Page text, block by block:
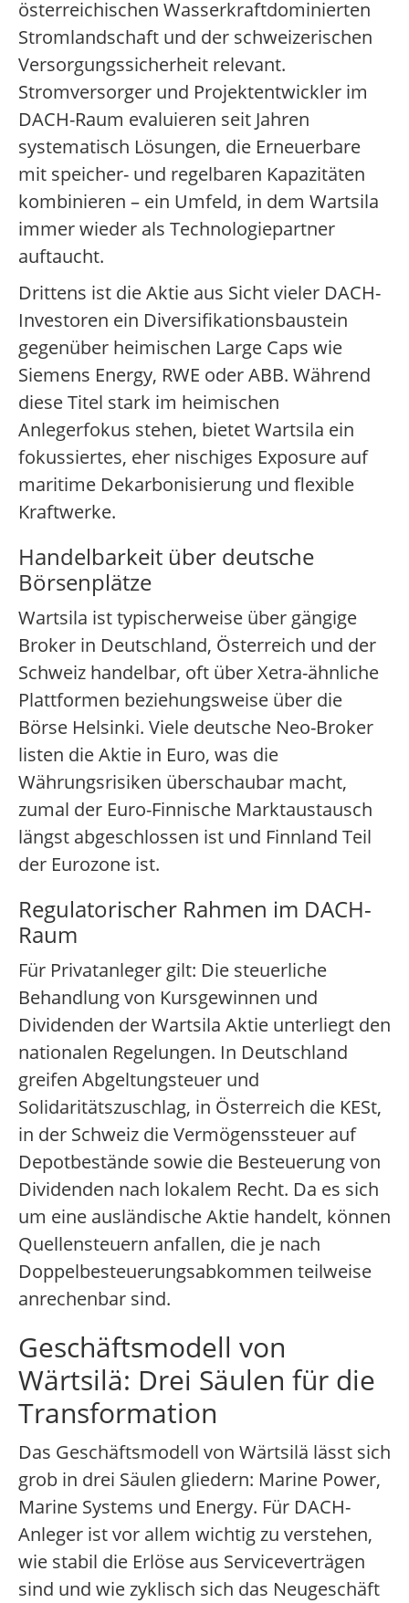
österreichischen Wasserkraftdominierten
Stromlandschaft und der schweizerischen
Versorgungssicherheit relevant.
Stromversorger und Projektentwickler im
DACH-Raum evaluieren seit Jahren
systematisch Lösungen, die Erneuerbare
mit speicher- und regelbaren Kapazitäten
kombinieren – ein Umfeld, in dem Wartsila
immer wieder als Technologiepartner
auftaucht.
Drittens ist die Aktie aus Sicht vieler DACH-
Investoren ein Diversifikationsbaustein
gegenüber heimischen Large Caps wie
Siemens Energy, RWE oder ABB. Während
diese Titel stark im heimischen
Anlegerfokus stehen, bietet Wartsila ein
fokussiertes, eher nischiges Exposure auf
maritime Dekarbonisierung und flexible
Kraftwerke.
Handelbarkeit über deutsche
Börsenplätze
Wartsila ist typischerweise über gängige
Broker in Deutschland, Österreich und der
Schweiz handelbar, oft über Xetra-ähnliche
Plattformen beziehungsweise über die
Börse Helsinki. Viele deutsche Neo-Broker
listen die Aktie in Euro, was die
Währungsrisiken überschaubar macht,
zumal der Euro-Finnische Marktaustausch
längst abgeschlossen ist und Finnland Teil
der Eurozone ist.
Regulatorischer Rahmen im DACH-
Raum
Für Privatanleger gilt: Die steuerliche
Behandlung von Kursgewinnen und
Dividenden der Wartsila Aktie unterliegt den
nationalen Regelungen. In Deutschland
greifen Abgeltungsteuer und
Solidaritätszuschlag, in Österreich die KESt,
in der Schweiz die Vermögenssteuer auf
Depotbestände sowie die Besteuerung von
Dividenden nach lokalem Recht. Da es sich
um eine ausländische Aktie handelt, können
Quellensteuern anfallen, die je nach
Doppelbesteuerungsabkommen teilweise
anrechenbar sind.
Geschäftsmodell von
Wärtsilä: Drei Säulen für die
Transformation
Das Geschäftsmodell von Wärtsilä lässt sich
grob in drei Säulen gliedern: Marine Power,
Marine Systems und Energy. Für DACH-
Anleger ist vor allem wichtig zu verstehen,
wie stabil die Erlöse aus Serviceverträgen
sind und wie zyklisch sich das Neugeschäft